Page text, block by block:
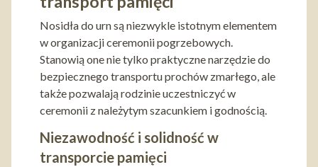
Nosidła do urn są niezwykle istotnym elementem
w organizacji ceremonii pogrzebowych.
Stanowią one nie tylko praktyczne narzędzie do
bezpiecznego transportu prochów zmarłego, ale
także pozwalają rodzinie uczestniczyć w
ceremonii z należytym szacunkiem i godnością.
Niezawodność i solidność w
transporcie pamięci